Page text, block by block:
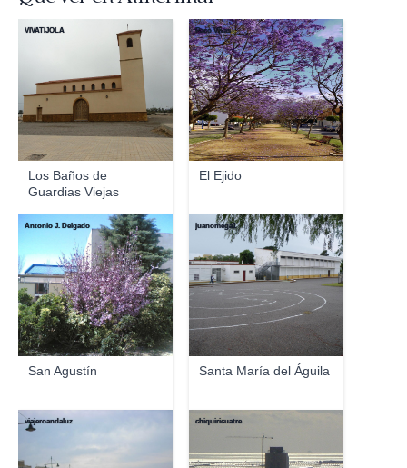
Los Baños de
Guardias Viejas
VIVATIJOLA
El Ejido
Paco Vivas
San Agustín
Antonio J. Delgado
Santa María del Águila
juanomega1
viajeroandaluz chiquiricuatre